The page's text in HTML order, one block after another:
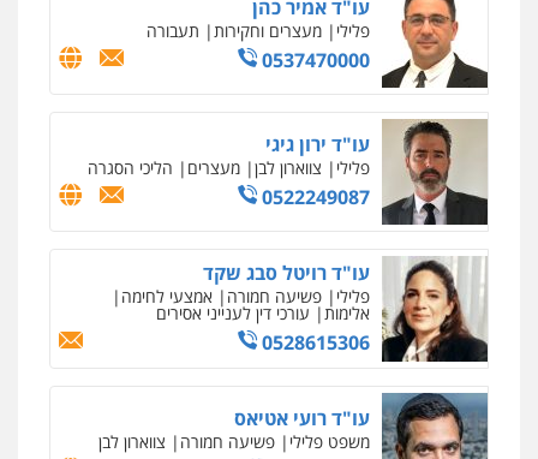
פלילי משפחה אזרחי מסחרי
0502130230
חליל ביאדי – משרד עורכי דין
פלילי דיני תעבורה
פשיעה חמורה אסירים
0509636895
עו"ד איהאב זבידאת
פלילי פשיעה חמורה ארגוני פשע עבירות
המתה עבירות מין
0509930581
עו"ד יפעת שוורץ סיל
פלילי תעבורה